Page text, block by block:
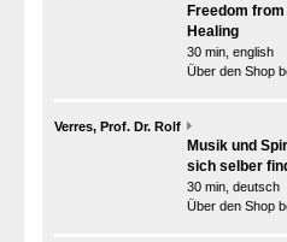
Freedom
Healing
30 min, english
Über den Shop
Verres, Prof. Dr. Rolf
Musik und
sich selber
30 min, deutsch
Über den Shop